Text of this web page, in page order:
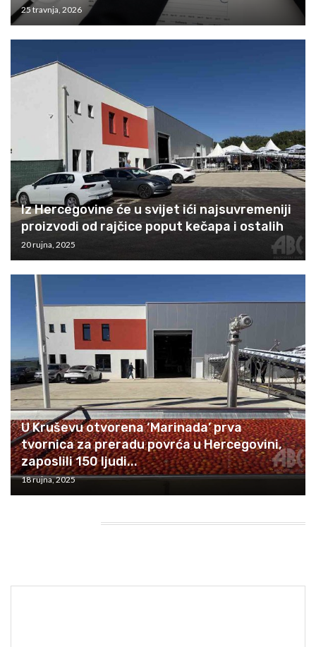
25 travnja, 2026
Iz Hercegovine će u svijet ići najsuvremeniji
proizvodi od rajčice poput kečapa i ostalih
20 rujna, 2025
U Kruševu otvorena ‘Marinada’ prva
tvornica za preradu povrća u Hercegovini,
zaposlili 150 ljudi...
18 rujna, 2025